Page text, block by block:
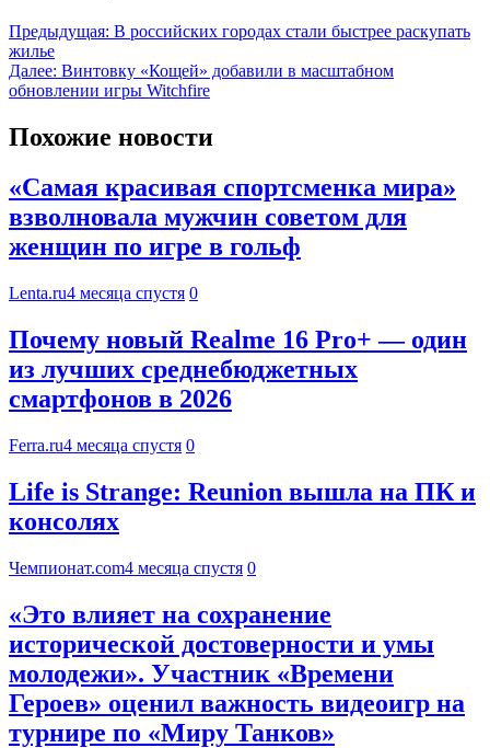
Предыдущая: В российских городах стали быстрее раскупать
жилье
Далее: Винтовку «Кощей» добавили в масштабном
обновлении игры Witchfire
Похожие новости
«Самая красивая спортсменка мира»
взволновала мужчин советом для
женщин по игре в гольф
Lenta.ru4 месяца спустя 0
Почему новый Realme 16 Pro+ — один
из лучших среднебюджетных
смартфонов в 2026
Ferra.ru4 месяца спустя 0
Life is Strange: Reunion вышла на ПК и
консолях
Чемпионат.com4 месяца спустя 0
«Это влияет на сохранение
исторической достоверности и умы
молодежи». Участник «Времени
Героев» оценил важность видеоигр на
турнире по «Миру Танков»